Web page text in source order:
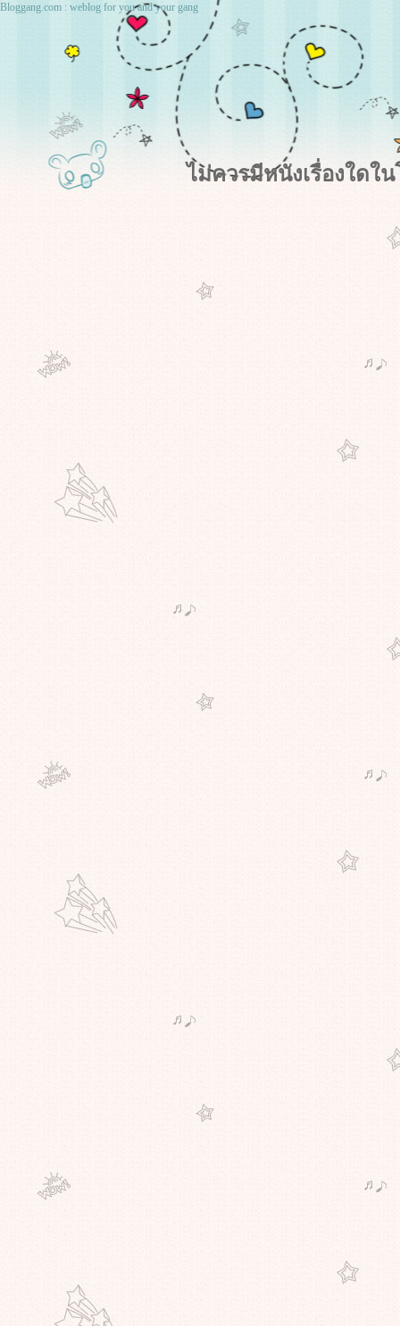
Bloggang.com : weblog for you and your gang
ไม่ควรมีหนังเรื่องใดใ